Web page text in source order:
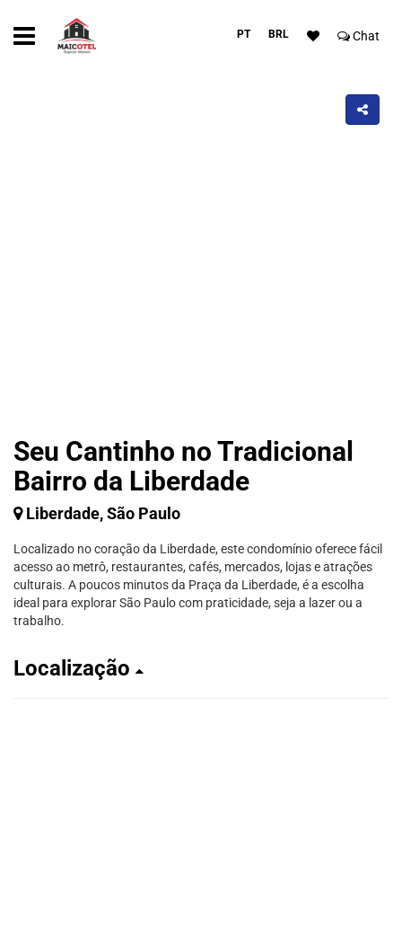
PT BRL Chat
Seu Cantinho no Tradicional
Bairro da Liberdade
Liberdade, São Paulo
Localizado no coração da Liberdade, este condomínio oferece fácil
acesso ao metrô, restaurantes, cafés, mercados, lojas e atrações
culturais. A poucos minutos da Praça da Liberdade, é a escolha
ideal para explorar São Paulo com praticidade, seja a lazer ou a
trabalho.
Localização